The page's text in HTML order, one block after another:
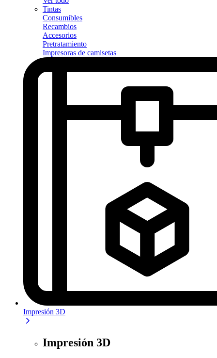
Tintas
Consumibles
Recambios
Accesorios
Pretratamiento
Impresoras de camisetas
Impresión 3D
Impresión 3D